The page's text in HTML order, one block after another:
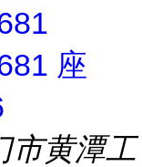
座
市黄潭工